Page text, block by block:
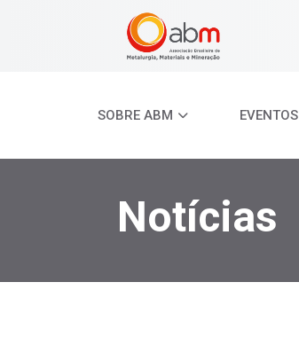
SOBRE ABM EVENTOS
Notícias